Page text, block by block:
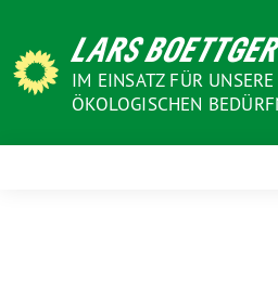
Inhalt
LARS BOETTGER
IM EINSATZ FÜR
ÖKOLOGISCHEN